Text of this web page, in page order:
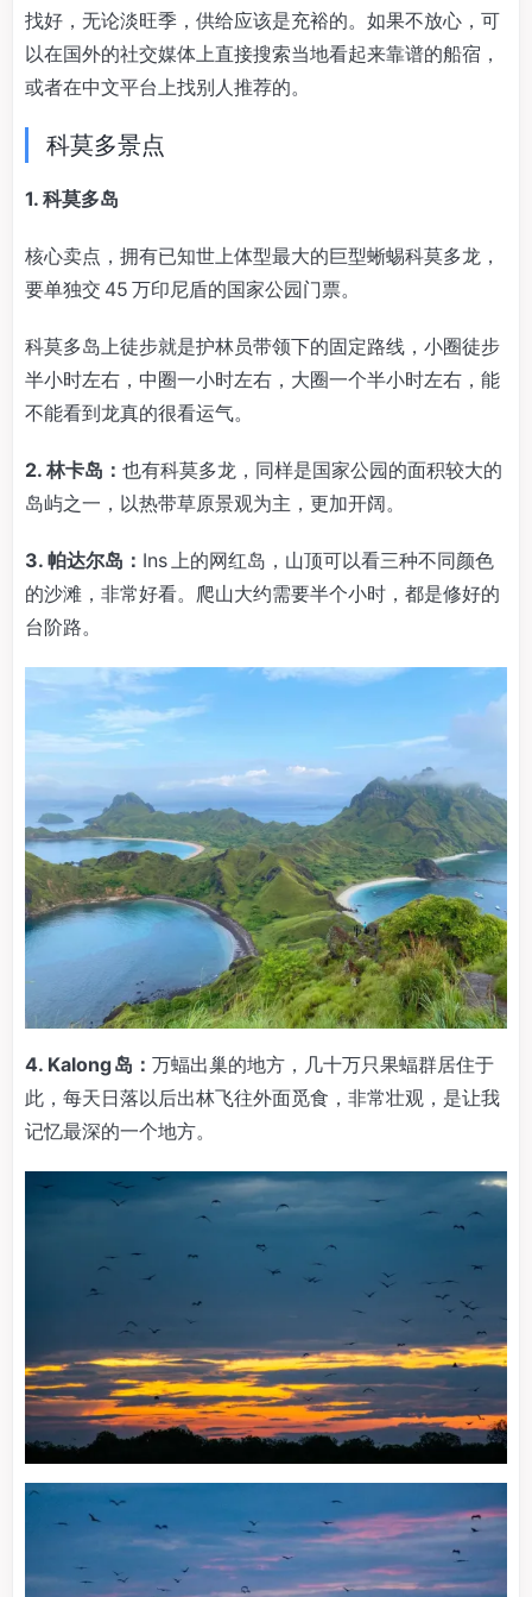
找好，无论淡旺季，供给应该是充裕的。如果不放心，可
以在国外的社交媒体上直接搜索当地看起来靠谱的船宿，
或者在中文平台上找别人推荐的。
科莫多景点
1. 科莫多岛
核心卖点，拥有已知世上体型最大的巨型蜥蜴科莫多龙，
要单独交 45 万印尼盾的国家公园门票。
科莫多岛上徒步就是护林员带领下的固定路线，小圈徒步
半小时左右，中圈一小时左右，大圈一个半小时左右，能
不能看到龙真的很看运气。
2. 林卡岛： 也有科莫多龙，同样是国家公园的面积较大的
岛屿之一，以热带草原景观为主，更加开阔。
3. 帕达尔岛： Ins 上的网红岛，山顶可以看三种不同颜色
的沙滩，非常好看。爬山大约需要半个小时，都是修好的
台阶路。
4. Kalong 岛： 万蝠出巢的地方，几十万只果蝠群居住于
此，每天日落以后出林飞往外面觅食，非常壮观，是让我
记忆最深的一个地方。